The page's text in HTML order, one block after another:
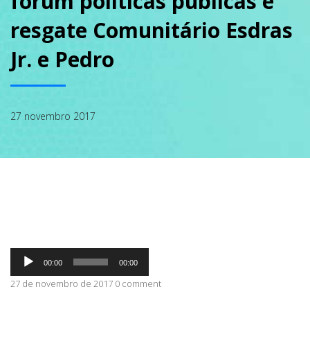
PODCAST
GALERIA
resgate Comunitário Esdras
Jr. e Pedro
27 novembro 2017
Tocador
áudio
00:00 00:00
27 de novembro de 2017 0 comment